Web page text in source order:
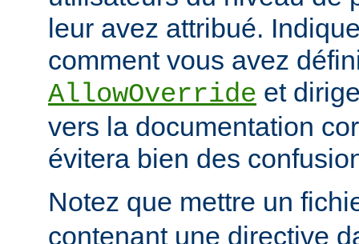
leur avez attribué.
comment vous avez
AllowOverride et
vers la documentation
évitera bien des
Notez que mettre un
contenant une directive